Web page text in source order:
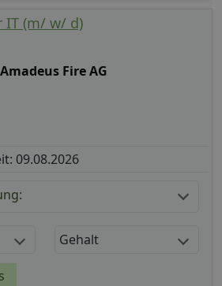
IT (m/ w/ d)
Amadeus Fire AG
09.08.2026
Gehalt